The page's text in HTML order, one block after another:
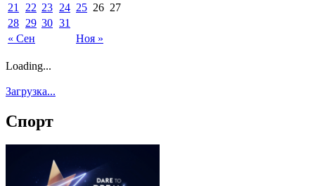
« Сен Ноя »
21
22 23 24 25 26 27
28 29 30 31
Loading...
Загрузка...
Спорт